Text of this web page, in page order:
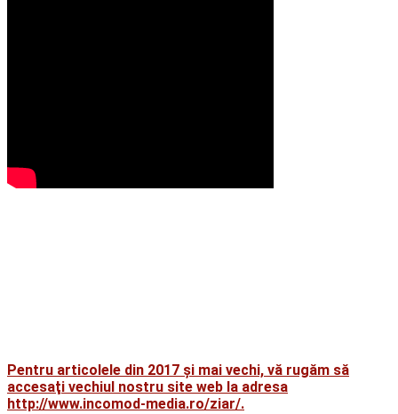
Pentru articolele din 2017 şi mai vechi, vă rugăm să
accesaţi vechiul nostru site web la adresa
http://www.incomod-media.ro/ziar/.